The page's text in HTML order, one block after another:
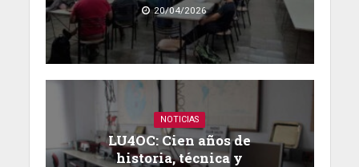
20/04/2026
NOTICIAS
LU4OC: Cien años de
historia, técnica y